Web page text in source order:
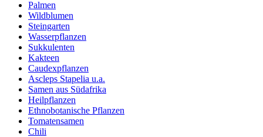
Palmen
Wildblumen
Steingarten
Wasserpflanzen
Sukkulenten
Kakteen
Caudexpflanzen
Ascleps Stapelia u.a.
Samen aus Südafrika
Heilpflanzen
Ethnobotanische Pflanzen
Tomatensamen
Chili